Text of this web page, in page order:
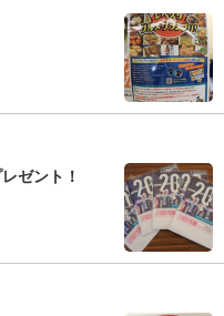
ゼント！